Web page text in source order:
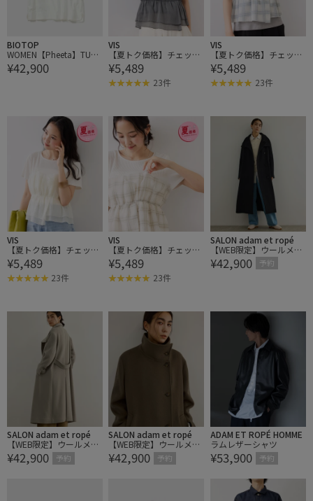
BIOTOP
WOMEN【Pheeta】TUNI
C(Joy)
¥42,900
VIS
【夏トク価格】チェック
＆無地シアービスチェド
ッキング半袖プルオーバ
ー
¥5,489
23件
VIS
【夏トク価格】チェック
＆無地シアービスチェド
ッキング半袖プルオーバ
ー
¥5,489
23件
VIS
【夏トク価格】チェック
＆無地シアービスチェド
ッキング半袖プルオーバ
ー
¥5,489
23件
VIS
【夏トク価格】チェック
＆無地シアービスチェド
ッキング半袖プルオーバ
ー
¥5,489
23件
SALON adam et ropé
【WEB限定】ウールメル
トン スタンドカラー2WA
Yロングコート
¥42,900 予約
SALON adam et ropé
【WEB限定】ウールメル
トン スタンドカラー2WA
Yロングコート
¥42,900 予約
SALON adam et ropé
【WEB限定】ウールメル
トン スタンドカラー2WA
Yロングコート
¥42,900 予約
ADAM ET ROPÉ HOMME
ラムレザーシャツ
¥53,900 予約